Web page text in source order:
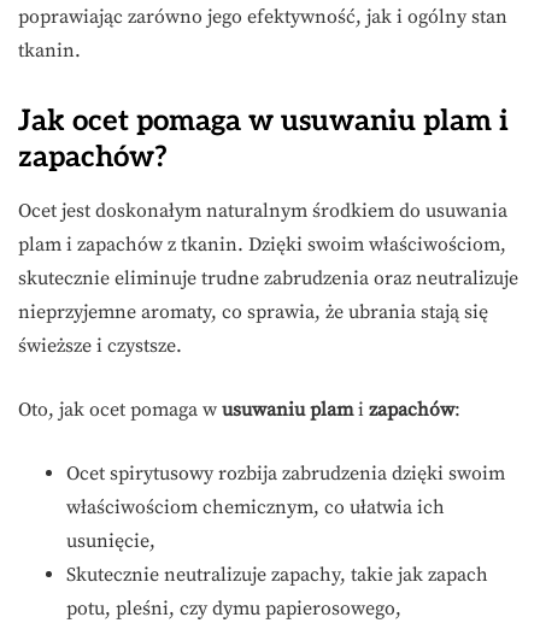
poprawiając zarówno jego efektywność, jak i ogólny stan
tkanin.
Jak ocet pomaga w usuwaniu plam i
zapachów?
Ocet jest doskonałym naturalnym środkiem do usuwania
plam i zapachów z tkanin. Dzięki swoim właściwościom,
skutecznie eliminuje trudne zabrudzenia oraz neutralizuje
nieprzyjemne aromaty, co sprawia, że ubrania stają się
świeższe i czystsze.
Oto, jak ocet pomaga w usuwaniu plami zapachów:
Ocet spirytusowy rozbija zabrudzenia dzięki swoim
właściwościom chemicznym, co ułatwia ich
usunięcie,
Skutecznie neutralizuje zapachy, takie jak zapach
potu, pleśni, czy dymu papierosowego,